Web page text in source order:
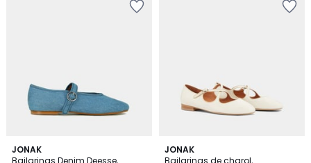
JONAK
Bailarinas Denim Deesse,
JONAK
Bailarinas de charol,